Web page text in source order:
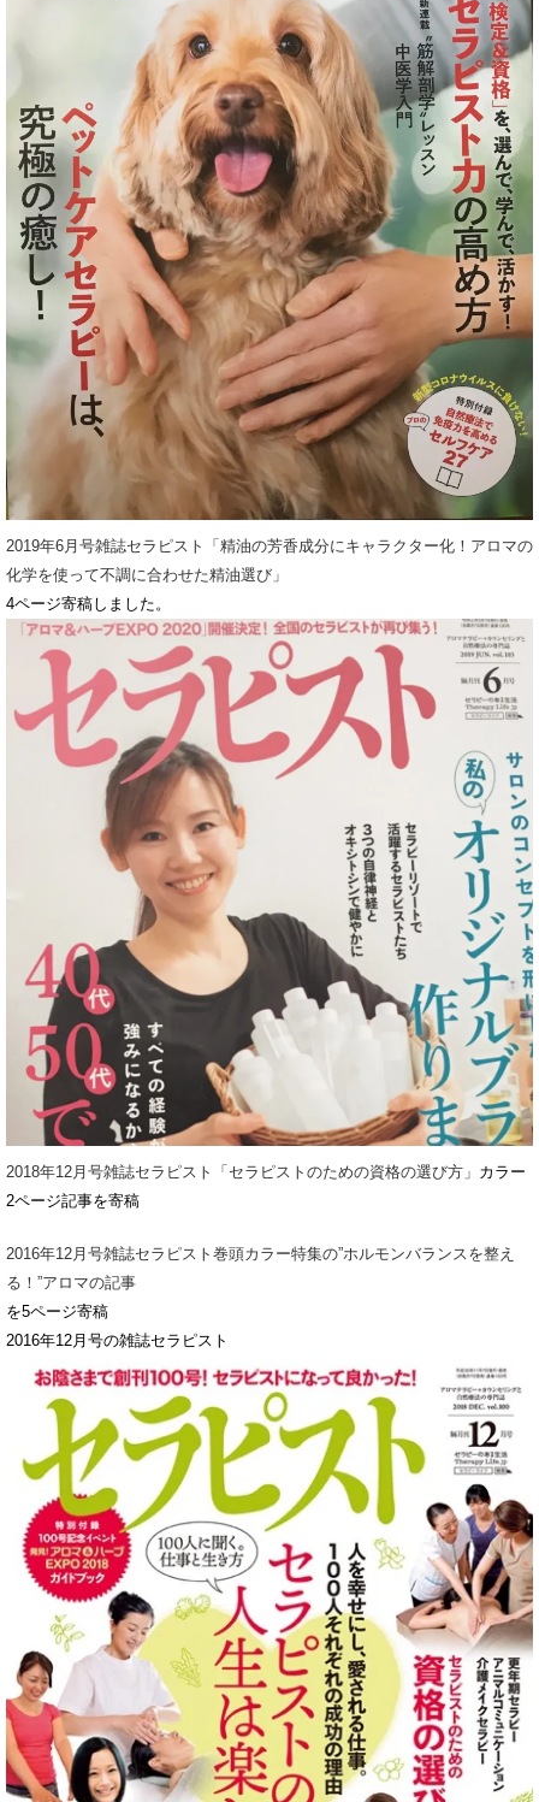
2019年6月号雑誌セラピスト「精油の芳香成分にキャラクター化！アロマの
化学を使って不調に合わせた精油選び」
4ページ寄稿しました。
2018年12月号雑誌セラピスト「セラピストのための資格の選び方」 カラー
2ページ記事を寄稿
2016年12月号雑誌セラピスト巻頭カラー特集の”ホルモンバランスを整え
る！”アロマの記事
を5ページ寄稿
2016年12月号の雑誌セラピスト